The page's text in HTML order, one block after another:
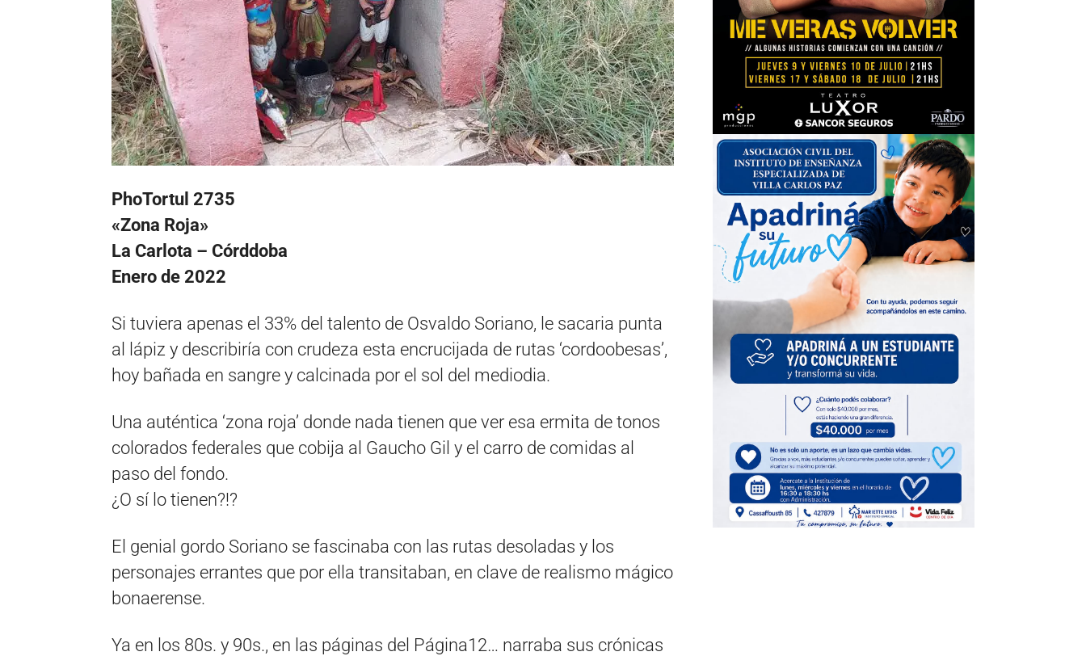
PhoTortul 2735
«Zona Roja»
La Carlota – Córddoba
Enero de 2022
Si tuviera apenas el 33% del talento de Osvaldo Soriano, le sacaria punta
al lápiz y describiría con crudeza esta encrucijada de rutas ‘cordoobesas’,
hoy bañada en sangre y calcinada por el sol del mediodia.
Una auténtica ‘zona roja’ donde nada tienen que ver esa ermita de tonos
colorados federales que cobija al Gaucho Gil y el carro de comidas al
paso del fondo.
¿O sí lo tienen?!?
El genial gordo Soriano se fascinaba con las rutas desoladas y los
personajes errantes que por ella transitaban, en clave de realismo mágico
bonaerense.
Ya en los 80s. y 90s., en las páginas del Página12… narraba sus crónicas